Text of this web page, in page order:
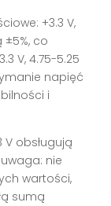
+3.3 V,
±5%, co
V, 4.75-5.25
napięć
i
V obsługują
nie
wartości,
sumą